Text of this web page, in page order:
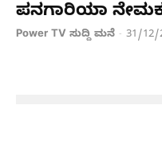
ಪನಗಾರಿಯಾ
Power TV ಸುದ್ದಿ ಮನೆ - 31/12/